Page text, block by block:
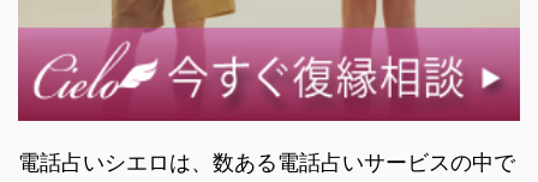
電話占いシエロは、数ある電話占いサービスの中で